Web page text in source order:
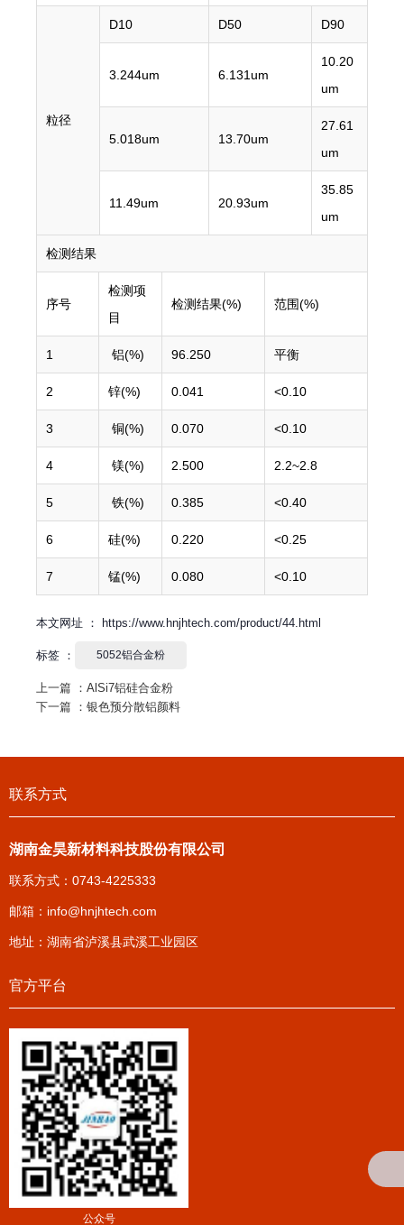
粒径
D10 D50 D90
3.244um 6.131um
10.20
um
5.018um 13.70um
27.61
um
11.49um 20.93um
35.85
um
检测结果
序号
检测项
目
检测结果(%) 范围(%)
1 铝(%) 96.250 平衡
2 锌(%) 0.041 <0.10
3 铜(%) 0.070 <0.10
4 镁(%) 2.500 2.2~2.8
5 铁(%) 0.385 <0.40
6 硅(%) 0.220 <0.25
7 锰(%) 0.080 <0.10
本文网址 ： https://www.hnjhtech.com/product/44.html
标签 ： 5052铝合金粉
上一篇 ： AlSi7铝硅合金粉
下一篇 ： 银色预分散铝颜料
联系方式
湖南金昊新材料科技股份有限公司
联系方式：0743-4225333
邮箱： info@hnjhtech.com
地址：湖南省泸溪县武溪工业园区
官方平台
公众号